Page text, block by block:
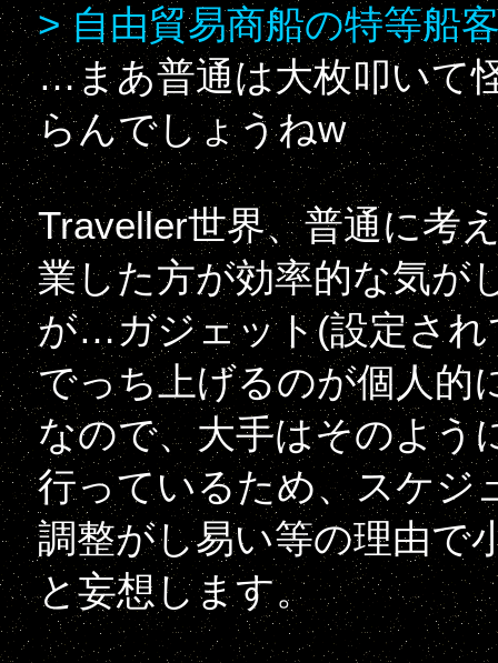
> 自由貿易商船の特等船
…まあ普通は大枚叩いて
らんでしょうねw
Traveller世界、普通に考
業した方が効率的な気が
が…ガジェット(設定され
でっち上げるのが個人的
なので、大手はそのよう
行っているため、スケジ
調整がし易い等の理由で
と妄想します。